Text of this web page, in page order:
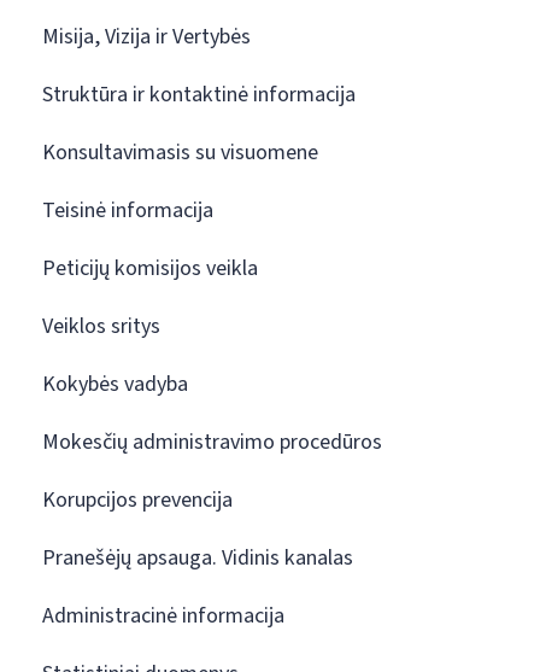
Misija, Vizija ir Vertybės
Struktūra ir kontaktinė informacija
Konsultavimasis su visuomene
Teisinė informacija
Peticijų komisijos veikla
Veiklos sritys
Kokybės vadyba
Mokesčių administravimo procedūros
Korupcijos prevencija
Pranešėjų apsauga. Vidinis kanalas
Administracinė informacija